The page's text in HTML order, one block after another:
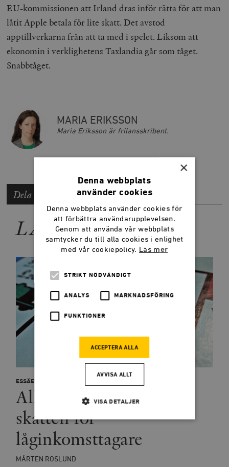
EU-kommissionen att Irland dras inför rätta för att man
låtit Apple betala för lite skatt.Det avstod
apptillverkarna från att ta med i spelet. Liksom att
ekonomin i verklighetens Taxlandia går som tåget.
Snabbtåget.
MARIA ERIKSSON
Maria Eriksson är frilansskribent.
Dela artikeln
LÄS MER
ESSÄER
Alla borde vilja sänka
skatten för
låginkomsttagare
MÅRTEN ROSLUND
×
Denna webbplats
använder cookies
Denna webbplats använder cookies för
att förbättra användarupplevelsen.
Genom att använda vår webbplats
samtycker du till alla cookies i enlighet
med vår cookiepolicy. Läs mer
STRIKT NÖDVÄNDIGT
ANALYS MARKNADSFÖRING
FUNKTIONER
ACCEPTERA ALLA
AVVISA ALLT
VISA DETALJER
Strikt nödvändigt Analys